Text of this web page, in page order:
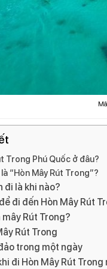
Trong Phú Quốc ở đâu?
“Hòn Mây Rút Trong”?
đi là khi nào?
đi đến Hòn Mây Rút
Rút Trong?
Rút Trong
trong một ngày
đi Hòn Mây Rút